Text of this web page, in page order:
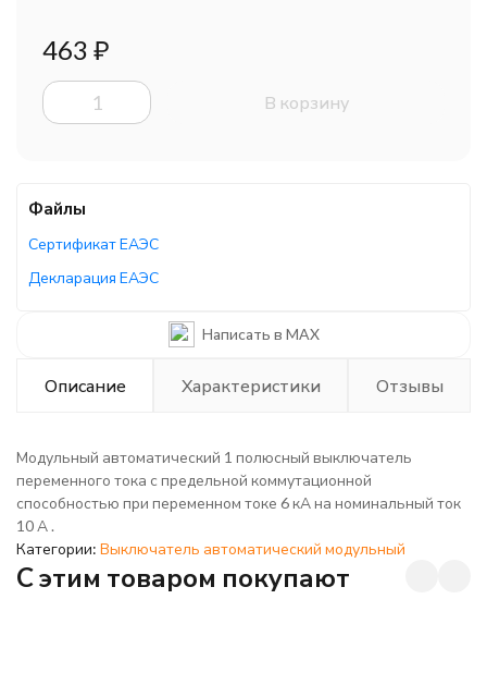
463 ₽
В корзину
Файлы
Сертификат ЕАЭС
Декларация ЕАЭС
Написать в MAX
Описание Характеристики Отзывы
Модульный автоматический 1 полюсный выключатель
переменного тока с предельной коммутационной
способностью при переменном токе 6 кА на номинальный ток
10 А .
Категории: Выключатель автоматический модульный
C этим товаром покупают